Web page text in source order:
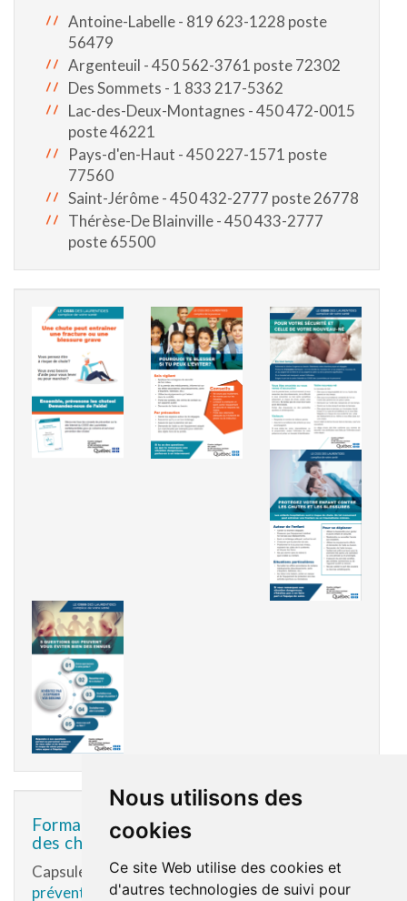
Nous utilisons des
cookies
Ce site Web utilise des cookies et
d'autres technologies de suivi pour
Antoine-Labelle - 819 623-1228 poste
56479
Argenteuil - 450 562-3761 poste 72302
Des Sommets - 1 833 217-5362
Lac-des-Deux-Montagnes - 450 472-0015
poste 46221
Pays-d'en-Haut - 450 227-1571 poste
77560
Saint-Jérôme - 450 432-2777 poste 26778
Thérèse-De Blainville - 450 433-2777
poste 65500
Formation - Programme de prévention
des chutes
Capsule de formation -Programme de
prévention des chutes